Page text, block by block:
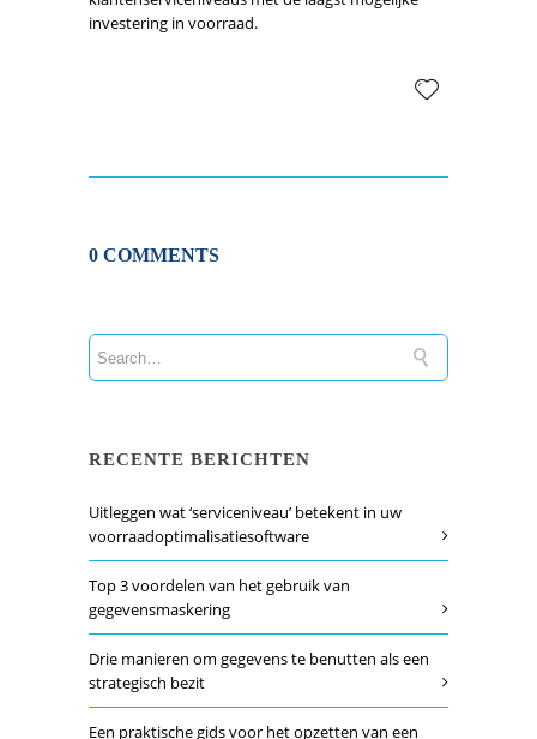
investering in voorraad.
0 COMMENTS
RECENTE BERICHTEN
Uitleggen wat ‘serviceniveau’ betekent in uw
voorraadoptimalisatiesoftware
Top 3 voordelen van het gebruik van
gegevensmaskering
Drie manieren om gegevens te benutten als een
strategisch bezit
Een praktische gids voor het opzetten van een